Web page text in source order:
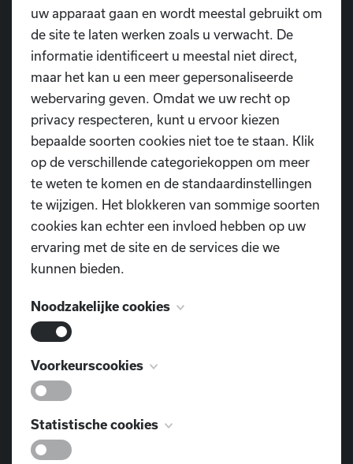
Lees hier het volledige artikel
uw apparaat gaan en wordt meestal gebruikt om
de site te laten werken zoals u verwacht. De
informatie identificeert u meestal niet direct,
maar het kan u een meer gepersonaliseerde
webervaring geven. Omdat we uw recht op
privacy respecteren, kunt u ervoor kiezen
bepaalde soorten cookies niet toe te staan. Klik
op de verschillende categoriekoppen om meer
te weten te komen en de standaardinstellingen
te wijzigen. Het blokkeren van sommige soorten
cookies kan echter een invloed hebben op uw
ervaring met de site en de services die we
kunnen bieden.
Noodzakelijke cookies
Deze cookies zijn noodzakelijk voor het
functioneren van de website en kunnen niet
alleen ingesteld als reactie op acties die door u
worden uitgevoerd en die neerkomen op een
Voorkeurscookies
Deze cookies, ook bekend als
"functionaliteitscookies", stellen een website in
Statistische cookies